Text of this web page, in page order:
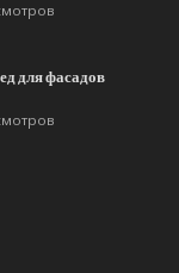
для фасадов